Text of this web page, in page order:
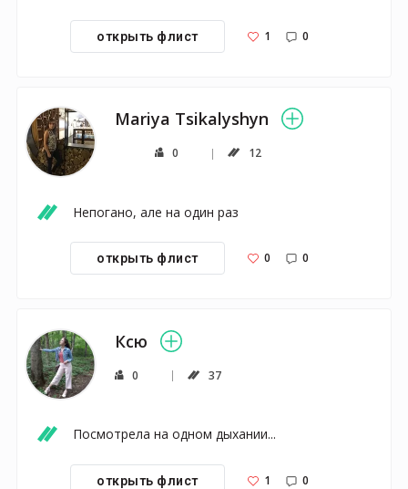
открыть флист 1 0
Mariya Tsikalyshyn
0 12
Непогано, але на один раз
открыть флист 0 0
Ксю
0 37
Посмотрела на одном дыхании...
открыть флист 1 0